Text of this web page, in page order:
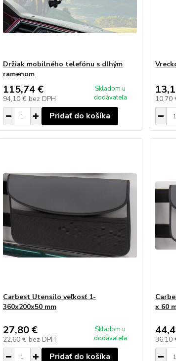
Držiak mobilného telefónu s dlhým
ramenom
115,74 €
94,10 € bez DPH
Skladom u
dodávateľa
Pridať do košíka
10,70
Carbest Utensilo veľkosť 1-
360x200x50 mm
27,80 €
22,60 € bez DPH
Skladom u
dodávateľa
Pridať do košíka
x 60
36,10